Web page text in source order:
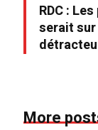
RDC :
serait
More